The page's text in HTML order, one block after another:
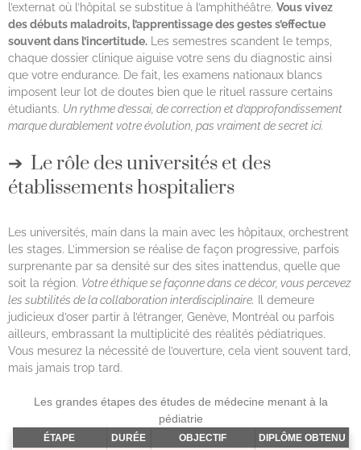
l’externat où l’hôpital se substitue à l’amphithéâtre. Vous vivez
des débuts maladroits, l’apprentissage des gestes s’effectue
souvent dans l’incertitude. Les semestres scandent le temps,
chaque dossier clinique aiguise votre sens du diagnostic ainsi
que votre endurance. De fait, les examens nationaux blancs
imposent leur lot de doutes bien que le rituel rassure certains
étudiants. Un rythme d’essai, de correction et d’approfondissement
marque durablement votre évolution, pas vraiment de secret ici.
Le rôle des universités et des
établissements hospitaliers
Les universités, main dans la main avec les hôpitaux, orchestrent
les stages. L’immersion se réalise de façon progressive, parfois
surprenante par sa densité sur des sites inattendus, quelle que
soit la région. Votre éthique se façonne dans ce décor, vous percevez
les subtilités de la collaboration interdisciplinaire.
Il demeure
judicieux d’oser partir à l’étranger, Genève, Montréal ou parfois
ailleurs, embrassant la multiplicité des réalités pédiatriques.
Vous mesurez la nécessité de l’ouverture, cela vient souvent tard,
mais jamais trop tard.
Les grandes étapes des études de médecine menant à la
pédiatrie
ÉTAPE DURÉE OBJECTIF DIPLÔME OBTENU